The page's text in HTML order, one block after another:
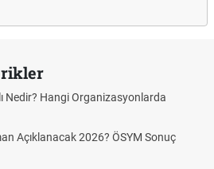
Nedir? Hangi Organizasyonlarda
Açıklanacak 2026? ÖSYM Sonuç